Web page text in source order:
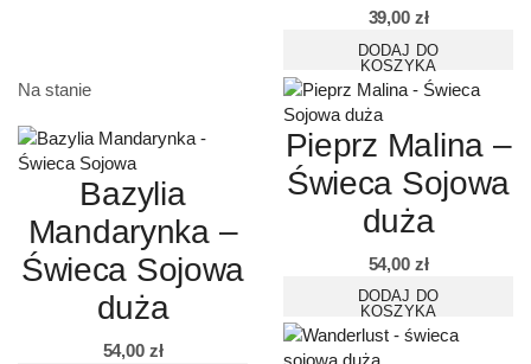
39,00 zł
DODAJ DO
KOSZYKA
Na stanie
Bazylia
Mandarynka –
Świeca Sojowa
duża
54,00 zł
Pieprz Malina –
Świeca Sojowa
duża
54,00 zł
DODAJ DO
KOSZYKA